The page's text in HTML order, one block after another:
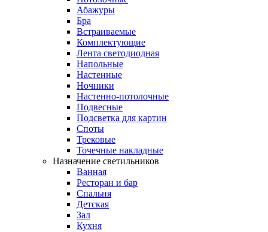
Абажуры
Бра
Встраиваемые
Комплектующие
Лента светодиодная
Напольные
Настенные
Ночники
Настенно-потолочные
Подвесные
Подсветка для картин
Споты
Трековые
Точечные накладные
Назначение светильников
Ванная
Ресторан и бар
Спальня
Детская
Зал
Кухня